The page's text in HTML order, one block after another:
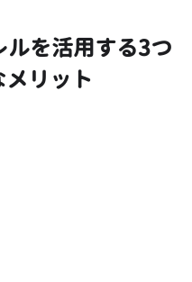
ルを活用する3つ
リット